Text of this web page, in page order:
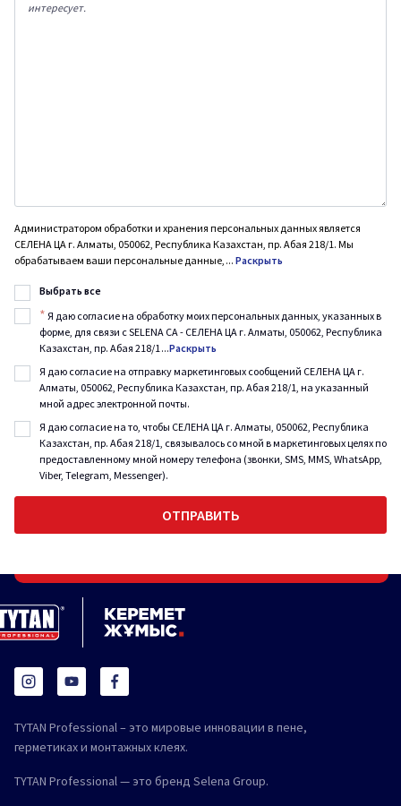
интересует.
Администратором обработки и хранения персональных данных является
СЕЛЕНА ЦА г. Алматы, 050062, Республика Казахстан, пр. Абая 218/1. Мы
обрабатываем ваши персональные данные, ... Раскрыть
Выбрать все
* Я даю согласие на обработку моих персональных данных, указанных в
форме, для связи с SELENA CA - СЕЛЕНА ЦА г. Алматы, 050062, Республика
Казахстан, пр. Абая 218/1...Раскрыть
Я даю согласие на отправку маркетинговых сообщений СЕЛЕНА ЦА г.
Алматы, 050062, Республика Казахстан, пр. Абая 218/1, на указанный
мной адрес электронной почты.
Я даю согласие на то, чтобы СЕЛЕНА ЦА г. Алматы, 050062, Республика
Казахстан, пр. Абая 218/1, связывалось со мной в маркетинговых целях по
предоставленному мной номеру телефона (звонки, SMS, MMS, WhatsApp,
Viber, Telegram, Messenger).
TYTAN Professional – это мировые инновации в пене,
герметиках и монтажных клеях.
TYTAN Professional — это бренд Selena Group.